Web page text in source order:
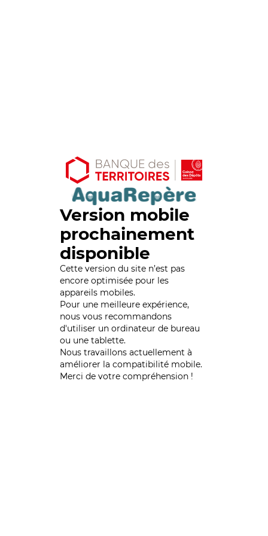
Version mobile
prochainement
disponible
Cette version du site n’est pas
encore optimisée pour les
appareils mobiles.
Pour une meilleure expérience,
nous vous recommandons
d'utiliser un ordinateur de bureau
ou une tablette.
Nous travaillons actuellement à
améliorer la compatibilité mobile.
Merci de votre compréhension !